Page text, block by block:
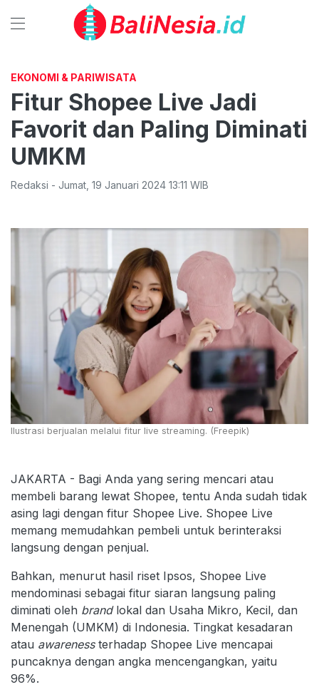
EKONOMI & PARIWISATA
Fitur Shopee Live Jadi
Favorit dan Paling Diminati
UMKM
Redaksi - Jumat 19 Januari 2024 13:11 WIB
Ilustrasi berjualan melalui fitur live streaming. (Freepik)
JAKARTA - Bagi Anda yang sering mencari atau
membeli barang lewat Shopee, tentu Anda sudah tidak
asing lagi dengan fitur Shopee Live. Shopee Live
memang memudahkan pembeli untuk berinteraksi
langsung dengan penjual.
Bahkan, menurut hasil riset Ipsos, Shopee Live
mendominasi sebagai fitur siaran langsung paling
diminati oleh brandlokal dan Usaha Mikro, Kecil, dan
Menengah (UMKM) di Indonesia. Tingkat kesadaran
atau awarenessterhadap Shopee Live mencapai
puncaknya dengan angka mencengangkan, yaitu
96%.